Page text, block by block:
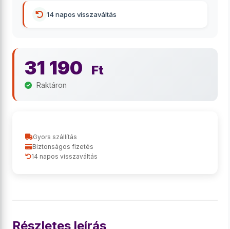
14 napos visszaváltás
31 190 Ft
Raktáron
Gyors szállítás
Biztonságos fizetés
14 napos visszaváltás
Részletes leírás